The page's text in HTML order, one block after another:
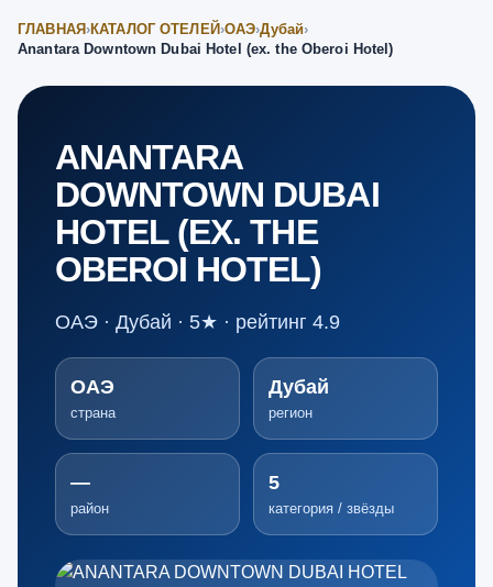
ГЛАВНАЯ ›КАТАЛОГ ОТЕЛЕЙ ›ОАЭ›Дубай›
Anantara Downtown Dubai Hotel (ex. the Oberoi Hotel)
ANANTARA
DOWNTOWN DUBAI
HOTEL (EX. THE
OBEROI HOTEL)
ОАЭ · Дубай · 5★ · рейтинг 4.9
ОАЭ
страна
Дубай
регион
—
район
5
категория / звёзды